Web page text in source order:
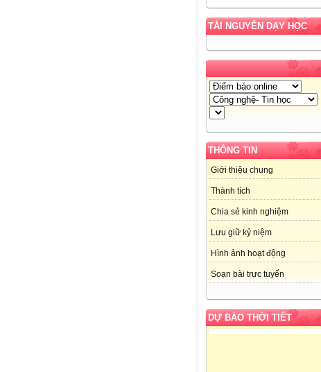
TÀI NGUYÊN DẠY HỌC
THÔNG TIN
Giới thiệu chung
Thành tích
Chia sẻ kinh nghiệm
Lưu giữ kỷ niệm
Hình ảnh hoạt động
Soạn bài trực tuyến
DỰ BÁO THỜI TIẾT